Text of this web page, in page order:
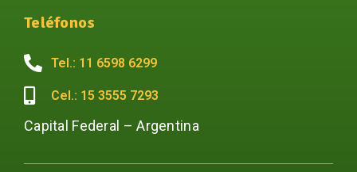
Teléfonos
Tel.: 11 6598 6299
Cel.: 15 3555 7293
Capital Federal – Argentina